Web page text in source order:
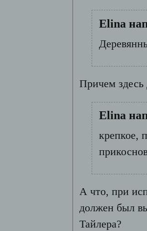
Elina
Причем здесь
Elina
крепкое,
А что, при
должен был
Тайлера?